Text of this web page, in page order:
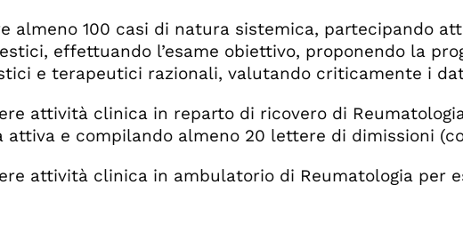
almeno 100 casi di natura sistemica, partecipando
effettuando l’esame obiettivo, proponendo la
e terapeutici razionali, valutando criticamente i
attività clinica in reparto di ricovero di
attiva e compilando almeno 20 lettere di dimissioni
attività clinica in ambulatorio di Reumatologia per